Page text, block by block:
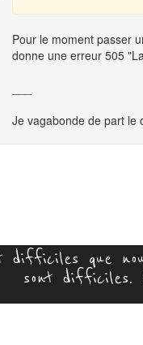
Pour le moment passer
donne une erreur 505
Je vagabonde de part le
que
sont difficiles.